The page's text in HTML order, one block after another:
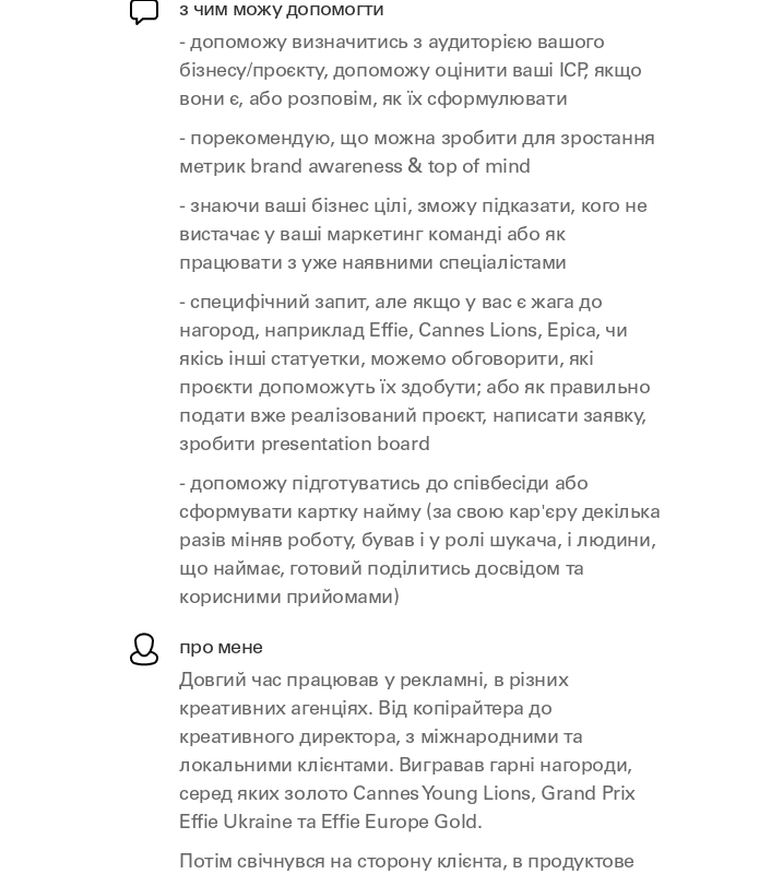
з чим можу допомогти
- допоможу визначитись з аудиторією вашого
бізнесу/проєкту, допоможу оцінити ваші ICP, якщо
вони є, або розповім, як їх сформулювати
- порекомендую, що можна зробити для зростання
метрик brand awareness & top of mind
- знаючи ваші бізнес цілі, зможу підказати, кого не
вистачає у ваші маркетинг команді або як
працювати з уже наявними спеціалістами
- специфічний запит, але якщо у вас є жага до
нагород, наприклад Effie, Cannes Lions, Epica, чи
якісь інші статуетки, можемо обговорити, які
проєкти допоможуть їх здобути; або як правильно
подати вже реалізований проєкт, написати заявку,
зробити presentation board
- допоможу підготуватись до співбесіди або
сформувати картку найму (за свою кар'єру декілька
разів міняв роботу, бував і у ролі шукача, і людини,
що наймає, готовий поділитись досвідом та
корисними прийомами)
про мене
Довгий час працював у рекламні, в різних
креативних агенціях. Від копірайтера до
креативного директора, з міжнародними та
локальними клієнтами. Вигравав гарні нагороди,
серед яких золото Cannes Young Lions, Grand Prix
Effie Ukraine та Effie Europe Gold.
Потім свічнувся на сторону клієнта, в продуктове